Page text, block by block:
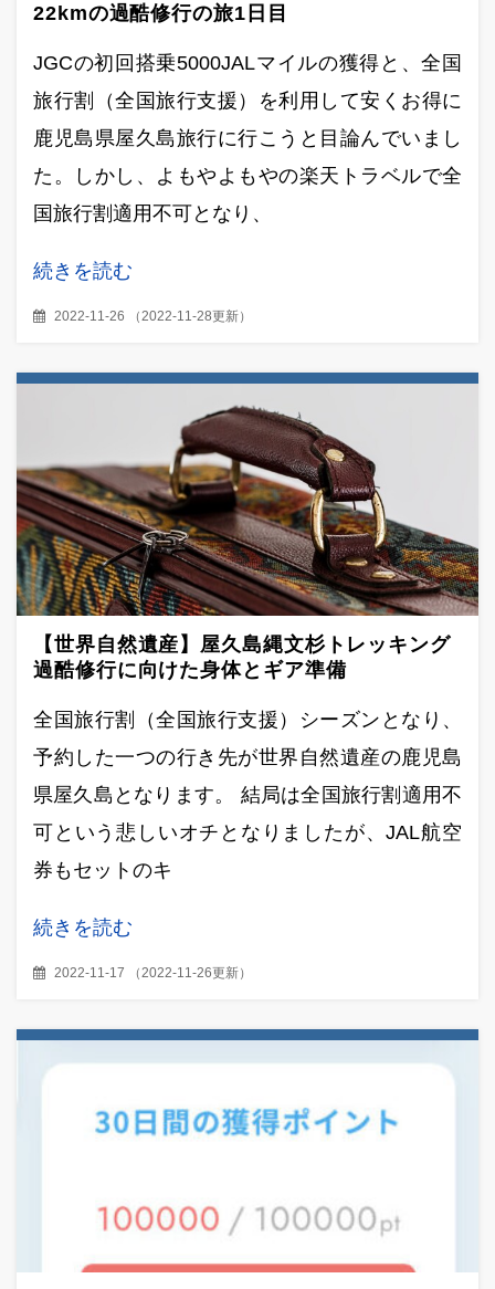
22kmの過酷修行の旅1日目
JGCの初回搭乗5000JALマイルの獲得と、全国
旅行割（全国旅行支援）を利用して安くお得に
鹿児島県屋久島旅行に行こうと目論んでいまし
た。しかし、よもやよもやの楽天トラベルで全
国旅行割適用不可となり、
続きを読む
2022-11-26 （2022-11-28更新）
【世界自然遺産】屋久島縄文杉トレッキング
過酷修行に向けた身体とギア準備
全国旅行割（全国旅行支援）シーズンとなり、
予約した一つの行き先が世界自然遺産の鹿児島
県屋久島となります。 結局は全国旅行割適用不
可という悲しいオチとなりましたが、JAL航空
券もセットのキ
続きを読む
2022-11-17 （2022-11-26更新）